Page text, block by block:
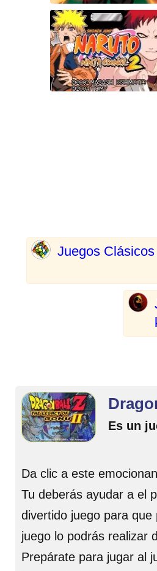
Juegos Clásicos
Es un
Da clic a este
Tu deberás ayudar a el
divertido juego para
juego lo podrás realizar
Prepárate para jugar al